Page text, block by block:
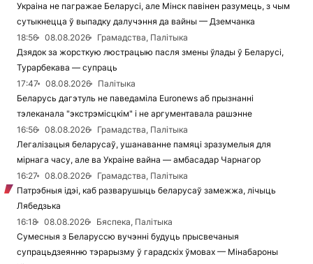
Украіна не пагражае Беларусі, але Мінск павінен разумець, з чым
сутыкнецца ў выпадку далучэння да вайны — Дземчанка
18:56
08.08.2026
Грамадства, Палітыка
Дзядок за жорсткую люстрацыю пасля змены ўлады ў Беларусі,
Турарбекава — супраць
17:47
08.08.2026
Палітыка
Беларусь дагэтуль не паведаміла Euronews аб прызнанні
тэлеканала "экстрэмісцкім" і не аргументавала рашэнне
16:56
08.08.2026
Грамадства, Палітыка
Легалізацыя беларусаў, ушанаванне памяці зразумелыя для
мірнага часу, але ва Украіне вайна — амбасадар Чарнагор
16:27
08.08.2026
Грамадства, Палітыка
Патрэбныя ідэі, каб разварушыць беларусаў замежжа, лічыць
Лябедзька
16:18
08.08.2026
Бяспека, Палітыка
Сумесныя з Беларуссю вучэнні будуць прысвечаныя
супрацьдзеянню тэрарызму ў гарадскіх ўмовах — Мінабароны